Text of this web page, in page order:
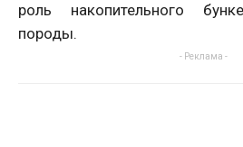
роль накопительного
породы.
- Реклама -